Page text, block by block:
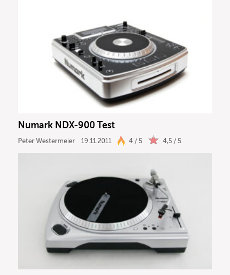
Numark NDX-900 Test
Peter Westermeier 19.11.2011 4 / 5 4,5 / 5